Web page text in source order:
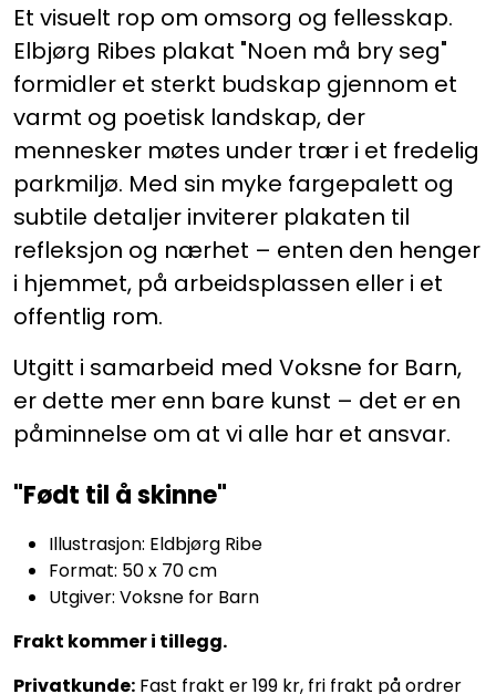
Et visuelt rop om omsorg og fellesskap.
Elbjørg Ribes plakat "Noen må bry seg"
formidler et sterkt budskap gjennom et
varmt og poetisk landskap, der
mennesker møtes under trær i et fredelig
parkmiljø. Med sin myke fargepalett og
subtile detaljer inviterer plakaten til
refleksjon og nærhet – enten den henger
i hjemmet, på arbeidsplassen eller i et
offentlig rom.
Utgitt i samarbeid med Voksne for Barn,
er dette mer enn bare kunst – det er en
påminnelse om at vi alle har et ansvar.
"Født til å skinne"
Illustrasjon: Eldbjørg Ribe
Format: 50 x 70 cm
Utgiver: Voksne for Barn
Frakt kommer i tillegg.
Privatkunde: Fast frakt er 199 kr, fri frakt på ordrer